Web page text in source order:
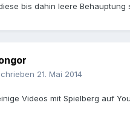
bis dahin leere Behauptung
21. Mai 2014
Videos mit Spielberg auf